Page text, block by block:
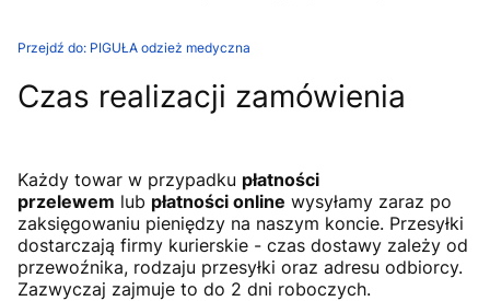
Przejdź do: PIGUŁA odzież medyczna
Czas realizacji zamówienia
Każdy towar w przypadku płatności
przelewem lub płatności online wysyłamy zaraz po
zaksięgowaniu pieniędzy na naszym koncie. Przesyłki
dostarczają firmy kurierskie - czas dostawy zależy od
przewoźnika, rodzaju przesyłki oraz adresu odbiorcy.
Zazwyczaj zajmuje to do 2 dni roboczych.